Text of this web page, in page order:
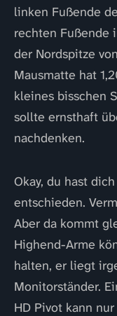
linken Fußende
rechten Fußende
der Nordspitze
Mausmatte hat
kleines bisschen
sollte ernsthaft
nachdenken.
Okay, du hast
entschieden.
Aber da kommt
Highend-Arme
halten, er liegt
Monitorständer.
HD Pivot kann